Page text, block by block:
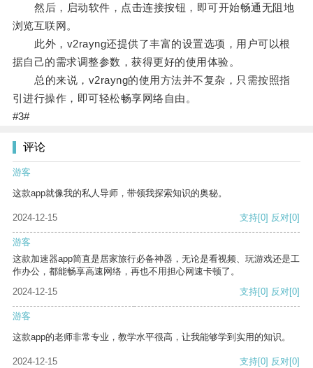
然后，启动软件，点击连接按钮，即可开始畅通无阻地
浏览互联网。
此外，v2rayng还提供了丰富的设置选项，用户可以根
据自己的需求调整参数，获得更好的使用体验。
总的来说，v2rayng的使用方法并不复杂，只需按照指
引进行操作，即可轻松畅享网络自由。
#3#
评论
游客
这款app就像我的私人导师，带领我探索知识的奥秘。
2024-12-15 支持[0] 反对[0]
游客
这款加速器app简直是居家旅行必备神器，无论是看视频、玩游戏还是工
作办公，都能畅享高速网络，再也不用担心网速卡顿了。
2024-12-15
支持[0] 反对[0]
游客
这款app的老师非常专业，教学水平很高，让我能够学到实用的知识。
2024-12-15 支持[0] 反对[0]